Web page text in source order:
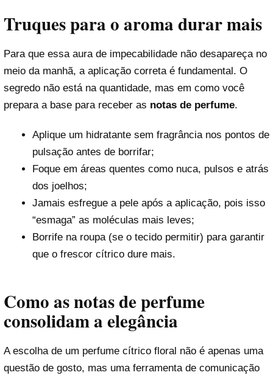
Truques para o aroma durar mais
Para que essa aura de impecabilidade não desapareça no
meio da manhã, a aplicação correta é fundamental. O
segredo não está na quantidade, mas em como você
prepara a base para receber as notas de perfume.
Aplique um hidratante sem fragrância nos pontos de
pulsação antes de borrifar;
Foque em áreas quentes como nuca, pulsos e atrás
dos joelhos;
Jamais esfregue a pele após a aplicação, pois isso
“esmaga” as moléculas mais leves;
Borrife na roupa (se o tecido permitir) para garantir
que o frescor cítrico dure mais.
Como as notas de perfume
consolidam a elegância
A escolha de um perfume cítrico floral não é apenas uma
questão de gosto, mas uma ferramenta de comunicação